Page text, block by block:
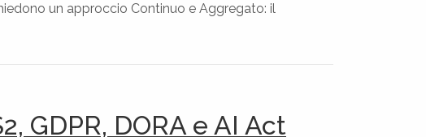
un approccio Continuo e Aggregato: il
GDPR, DORA e AI Act